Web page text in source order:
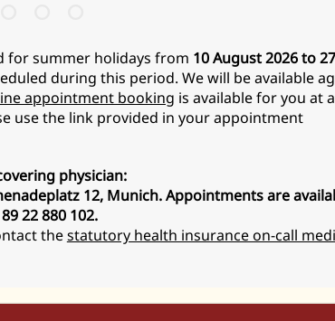
sie zunächst ihre Krankenkassen-
Anforderungsprozess aus ihrer App starten.
QR-Code zu scannen.
for summer holidays from 10 August 2026 to 27
during this period. We will be available
appointment booking is available for you at
use the link provided in your appointment
physician:
12, Munich.Appointments are
22 880 102.
thestatutory health insurance on-call